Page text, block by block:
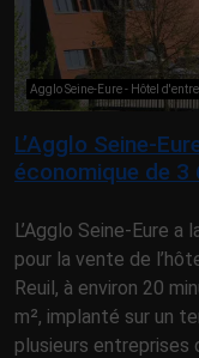
Agglo Seine-Eure - Hôtel
L’Agglo Seine-
économique de 3
L’Agglo Seine-Eure
pour la vente de
Reuil, à environ 20
m², implanté sur un
plusieurs entreprises